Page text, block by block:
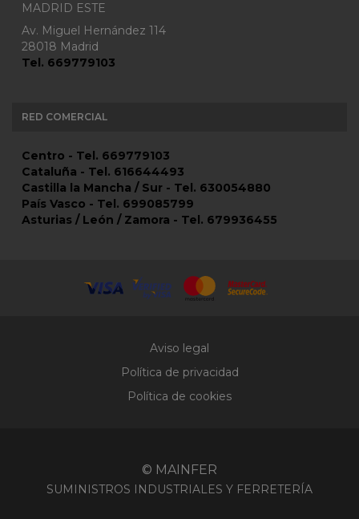
MADRID ESTE
Av. Miguel Hernández 114
28018 Madrid
Tel. 669779103
RED COMERCIAL
Centro - Tel. 669779103
Cataluña - Tel. 616644493
Castilla la Mancha / Sur - Tel. 630054880
País Vasco - Tel. 699085799
Asturias / León / Zamora - Tel. 679936455
Aviso legal
Política de privacidad
Política de cookies
© MAINFER
SUMINISTROS INDUSTRIALES Y FERRETERÍA